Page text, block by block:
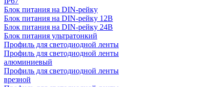
Блок питания на DIN-рейку
Блок питания на DIN-рейку 12В
Блок питания на DIN-рейку 24В
Блок питания ультратонкий
Профиль для светодиодной ленты
Профиль для светодиодной ленты
алюминиевый
Профиль для светодиодной ленты
врезной